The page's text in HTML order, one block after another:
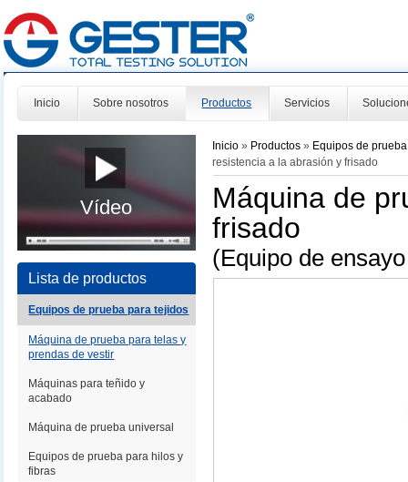
Inicio Sobre nosotros Productos Servicios
Vídeo
Lista de productos
Equipos de prueba para tejidos
Máquina de prueba para telas y
prendas de vestir
Máquinas para teñido y
acabado
Máquina de prueba universal
Equipos de prueba para hilos y
fibras
Inicio » Productos» Equipos de
resistencia a la abrasión y frisado
Máquina de
frisado
(Equipo de